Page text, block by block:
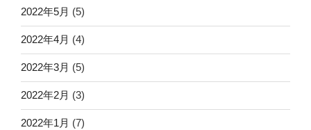
2022年5月 (5)
2022年4月 (4)
2022年3月 (5)
2022年2月 (3)
2022年1月 (7)